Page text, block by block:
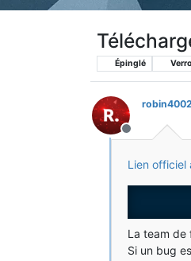
Épinglé
Hors-ligne
robin4002
Lien officiel
La team de
Si un bug